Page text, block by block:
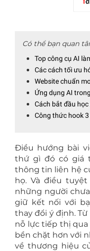
Có thể bạn quan
Top công cụ AI
Các cách tối ưu
Website chuẩn
Ứng dụng AI
Cách bắt đầu
Công thức hook
Điều hướng bài
thứ gì đó có giá
thông tin liên hệ
họ. Và điều
những người
giữ kết nối với
thay đổi ý định.
nỗ lực tiếp thị
bền chặt hơn với
về thương hiệu